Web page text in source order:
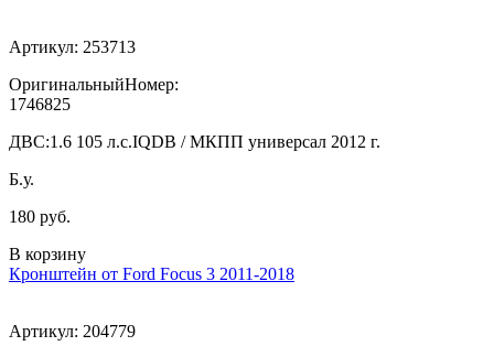
Артикул: 253713
ОригинальныйНомер:
1746825
ДВС:1.6 105 л.с.IQDB / МКПП универсал 2012 г.
Б.у.
180 руб.
В корзину
Кронштейн от Ford Focus 3 2011-2018
Артикул: 204779